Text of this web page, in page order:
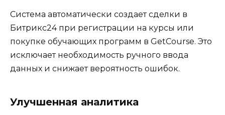
Система автоматически создает сделки в
Битрикс24 при регистрации на курсы или
покупке обучающих программ в GetCourse. Это
исключает необходимость ручного ввода
данных и снижает вероятность ошибок.
Улучшенная аналитика